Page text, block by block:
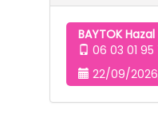
BAYTOK Hazal
06 03 01 95
22/09/